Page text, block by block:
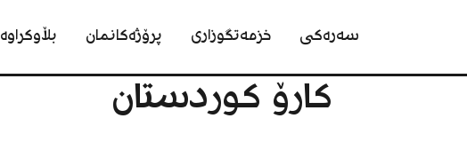
سەرەکی خزمەتگوزاری پرۆژەکانمان بڵاوکراوە
کارۆ کوردستان